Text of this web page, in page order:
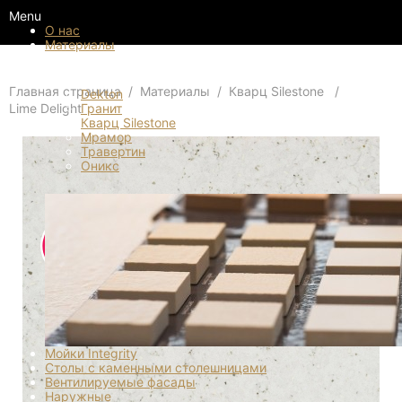
Menu
О нас
Материалы
Dekton
Гранит
Кварц Silestone
Мрамор
Травертин
Оникс
Мойки Integrity
Столы с каменными столешницами
Вентилируемые фасады
Наружные
Главная страница Материалы
Кварц Silestone
Lime Delight